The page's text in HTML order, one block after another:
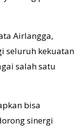
Airlangga,
seluruh kekuatan
salah satu
bisa
sinergi